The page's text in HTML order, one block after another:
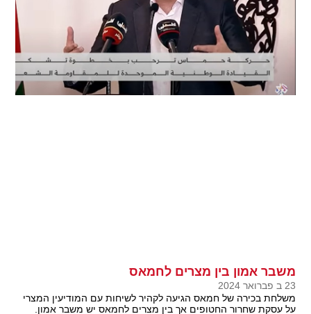
משבר אמון בין מצרים לחמאס
23 ב פברואר 2024
משלחת בכירה של חמאס הגיעה לקהיר לשיחות עם המודיעין המצרי
על עסקת שחרור החטופים אך בין מצרים לחמאס יש משבר אמון.